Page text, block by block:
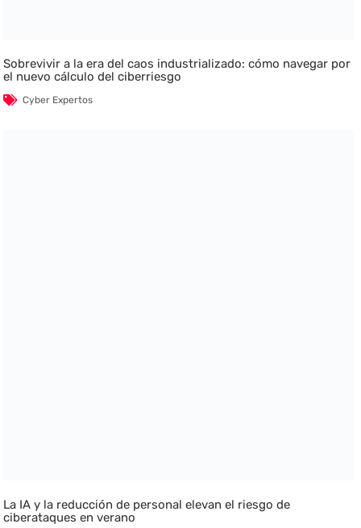
Sobrevivir a la era del caos industrializado: cómo navegar por
el nuevo cálculo del ciberriesgo
Cyber Expertos
La IA y la reducción de personal elevan el riesgo de
ciberataques en verano